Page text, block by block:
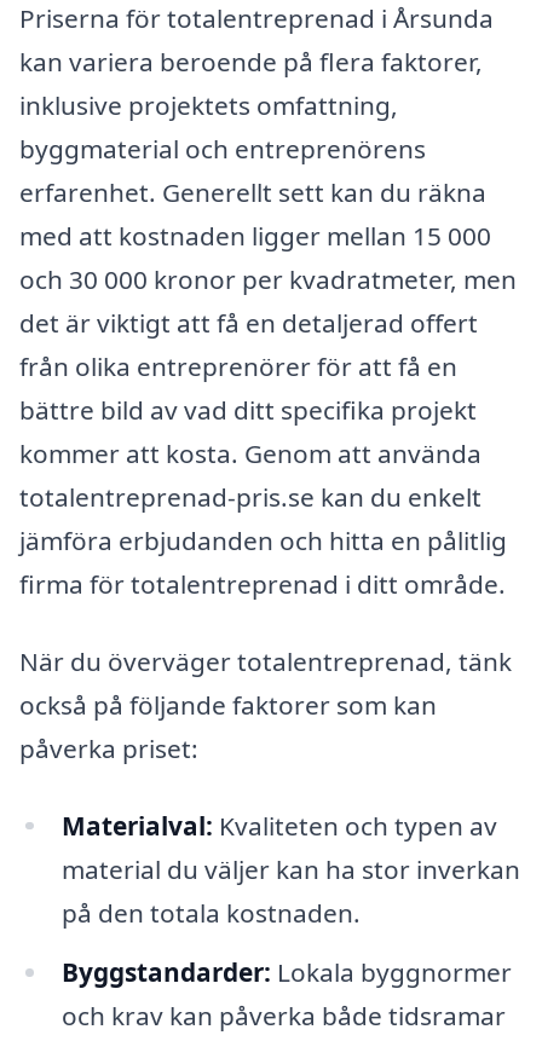
Priserna för totalentreprenad i Årsunda
kan variera beroende på flera faktorer,
inklusive projektets omfattning,
byggmaterial och entreprenörens
erfarenhet. Generellt sett kan du räkna
med att kostnaden ligger mellan 15 000
och 30 000 kronor per kvadratmeter, men
det är viktigt att få en detaljerad offert
från olika entreprenörer för att få en
bättre bild av vad ditt specifika projekt
kommer att kosta. Genom att använda
totalentreprenad-pris.se kan du enkelt
jämföra erbjudanden och hitta en pålitlig
firma för totalentreprenad i ditt område.
När du överväger totalentreprenad, tänk
också på följande faktorer som kan
påverka priset:
Materialval: Kvaliteten och typen av
material du väljer kan ha stor inverkan
på den totala kostnaden.
Byggstandarder: Lokala byggnormer
och krav kan påverka både tidsramar